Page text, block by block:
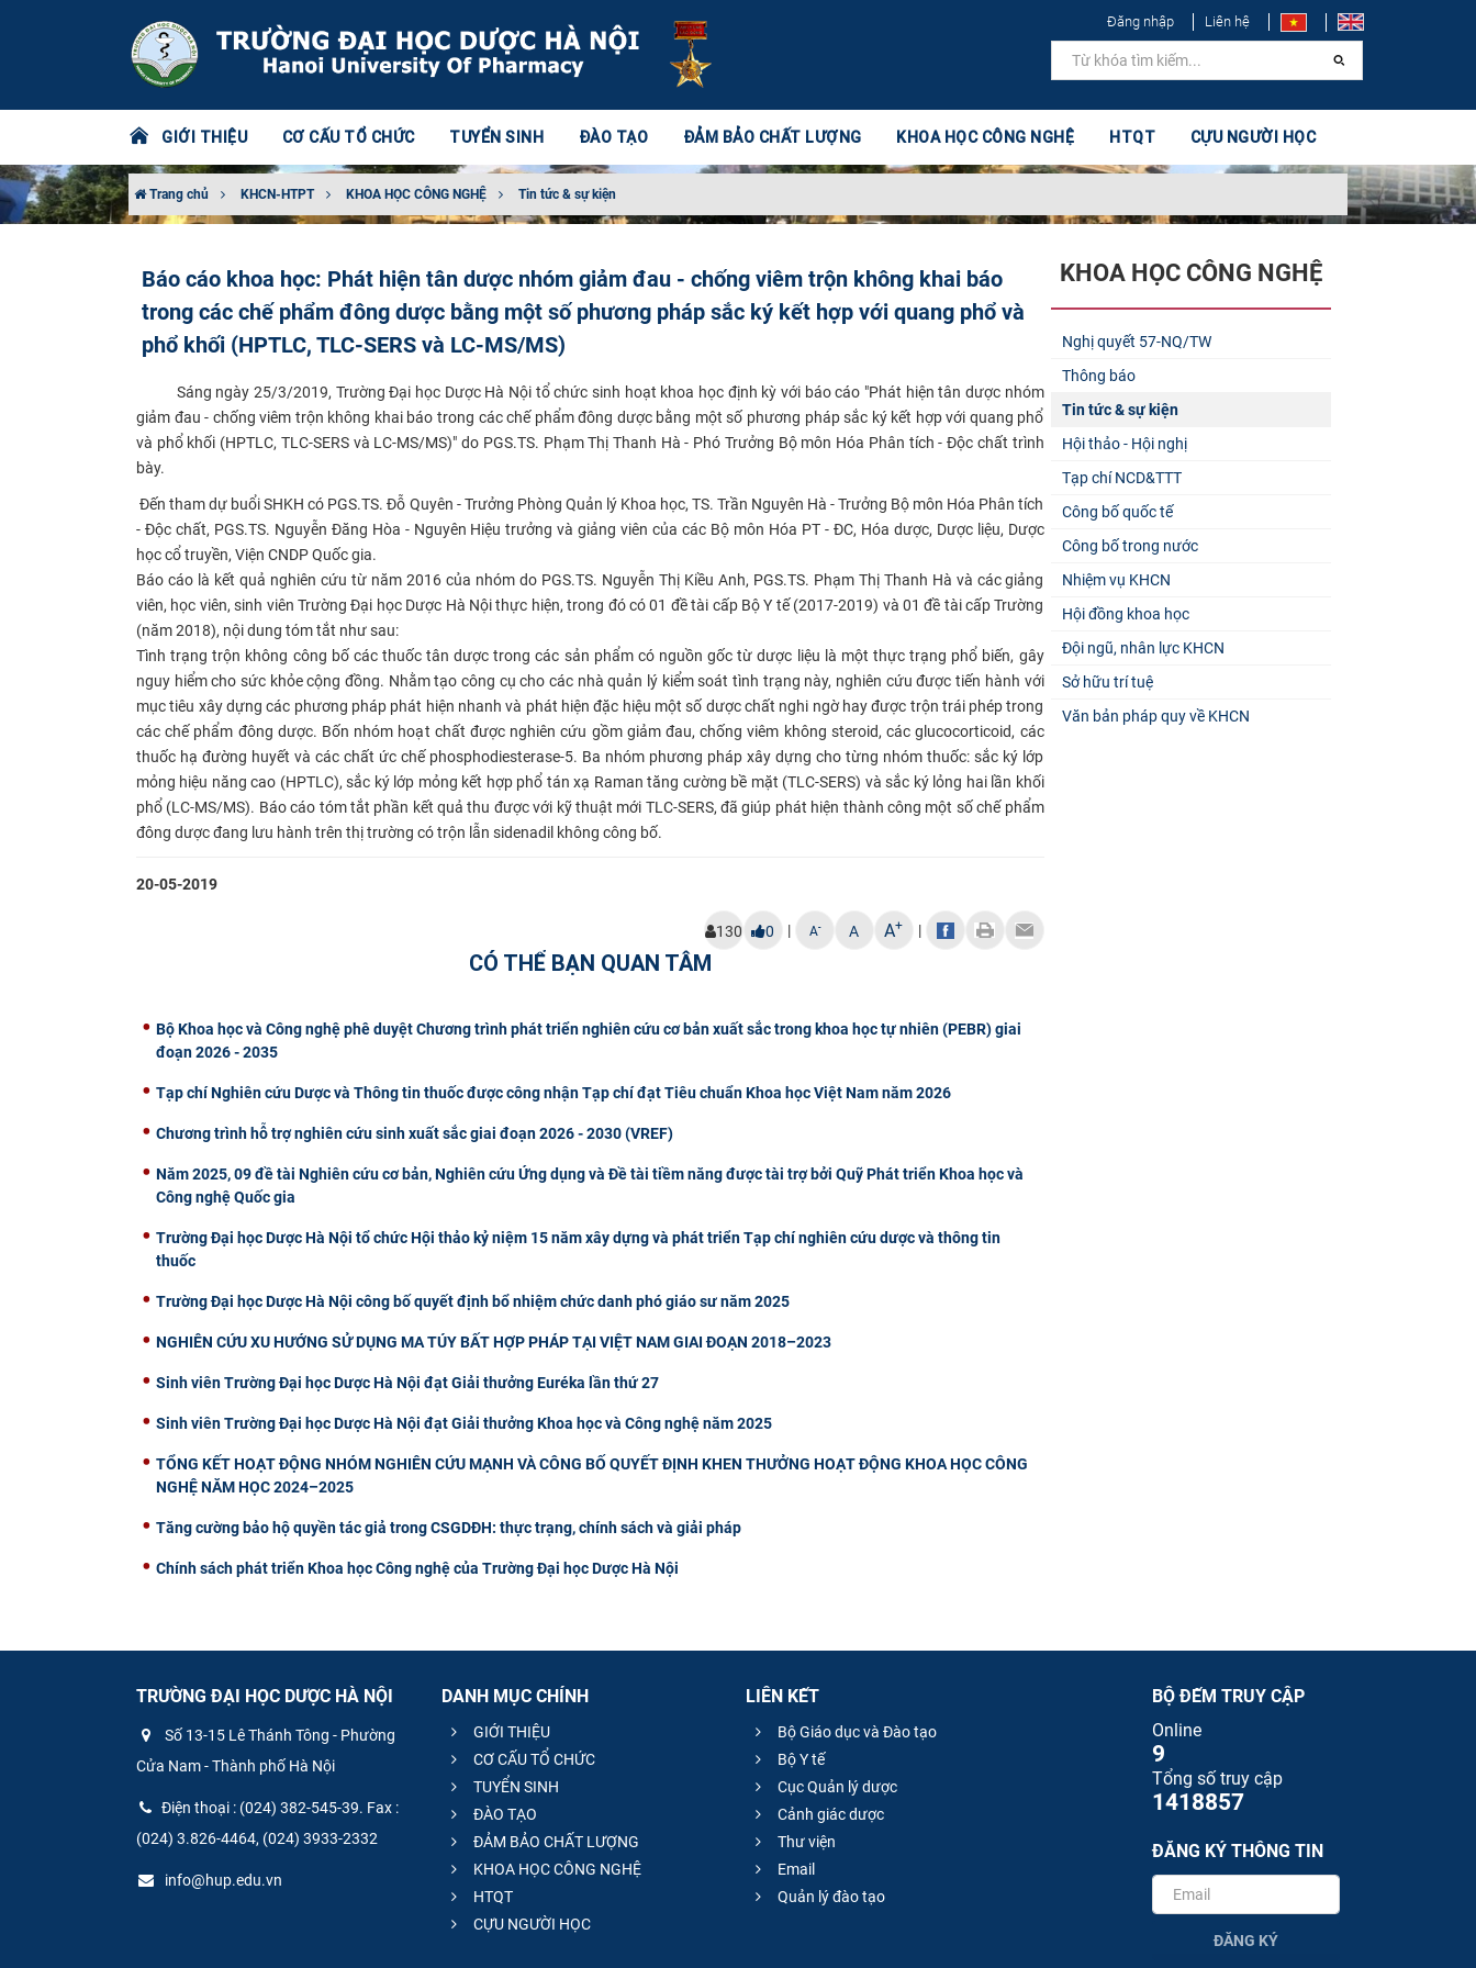
Đăng nhập Liên hệ
GIỚI THIỆU CƠ CẤU TỔ CHỨC TUYỂN SINH ĐÀO TẠO ĐẢM BẢO CHẤT LƯỢNG KHOA HỌC CÔNG NGHỆ HTQT CỰU NGƯỜI HỌC
Trang chủ KHCN-HTPT KHOA HỌC CÔNG NGHỆ Tin tức & sự kiện
Báo cáo khoa học: Phát hiện tân dược nhóm giảm đau - chống viêm trộn không khai báo
trong các chế phẩm đông dược bằng một số phương pháp sắc ký kết hợp với quang phổ và
phổ khối (HPTLC, TLC-SERS và LC-MS/MS)
Sáng ngày 25/3/2019, Trường Đại học Dược Hà Nội tổ chức sinh hoạt khoa học định kỳ với báo cáo "Phát hiện tân dược nhóm
giảm đau - chống viêm trộn không khai báo trong các chế phẩm đông dược bằng một số phương pháp sắc ký kết hợp với quang phổ
và phổ khối (HPTLC, TLC-SERS và LC-MS/MS)" do PGS.TS. Phạm Thị Thanh Hà - Phó Trưởng Bộ môn Hóa Phân tích - Độc chất trình
bày.
​ Đến tham dự buổi SHKH có PGS.TS. Đỗ Quyên - Trưởng Phòng Quản lý Khoa học, TS. Trần Nguyên Hà - Trưởng Bộ môn Hóa Phân tích
- Độc chất, PGS.TS. Nguyễn Đăng Hòa - Nguyên Hiệu trưởng và giảng viên của các Bộ môn Hóa PT - ĐC, Hóa dược, Dược liệu, Dược
học cổ truyền, Viện CNDP Quốc gia.
Báo cáo là kết quả nghiên cứu từ năm 2016 của nhóm do PGS.TS. Nguyễn Thị Kiều Anh, PGS.TS. Phạm Thị Thanh Hà và các giảng
viên, học viên, sinh viên Trường Đại học Dược Hà Nội thực hiện, trong đó có 01 đề tài cấp Bộ Y tế (2017-2019) và 01 đề tài cấp Trường
(năm 2018), nội dung tóm tắt như sau:
Tình trạng trộn không công bố các thuốc tân dược trong các sản phẩm có nguồn gốc từ dược liệu là một thực trạng phổ biến, gây
nguy hiểm cho sức khỏe cộng đồng. Nhằm tạo công cụ cho các nhà quản lý kiểm soát tình trạng này, nghiên cứu được tiến hành với
mục tiêu xây dựng các phương pháp phát hiện nhanh và phát hiện đặc hiệu một số dược chất nghi ngờ hay được trộn trái phép trong
các chế phẩm đông dược. Bốn nhóm hoạt chất được nghiên cứu gồm giảm đau, chống viêm không steroid, các glucocorticoid, các
thuốc hạ đường huyết và các chất ức chế phosphodiesterase-5. Ba nhóm phương pháp xây dựng cho từng nhóm thuốc: sắc ký lớp
mỏng hiệu năng cao (HPTLC), sắc ký lớp mỏng kết hợp phổ tán xạ Raman tăng cường bề mặt (TLC-SERS) và sắc ký lỏng hai lần khối
phổ (LC-MS/MS). Báo cáo tóm tắt phần kết quả thu được với kỹ thuật mới TLC-SERS, đã giúp phát hiện thành công một số chế phẩm
đông dược đang lưu hành trên thị trường có trộn lẫn sidenadil không công bố.
20-05-2019
130 0 | A- A A+ |
CÓ THỂ BẠN QUAN TÂM
Bộ Khoa học và Công nghệ phê duyệt Chương trình phát triển nghiên cứu cơ bản xuất sắc trong khoa học tự nhiên (PEBR) giai
đoạn 2026 - 2035
Tạp chí Nghiên cứu Dược và Thông tin thuốc được công nhận Tạp chí đạt Tiêu chuẩn Khoa học Việt Nam năm 2026
Chương trình hỗ trợ nghiên cứu sinh xuất sắc giai đoạn 2026 - 2030 (VREF)
Năm 2025, 09 đề tài Nghiên cứu cơ bản, Nghiên cứu Ứng dụng và Đề tài tiềm năng được tài trợ bởi Quỹ Phát triển Khoa học và
Công nghệ Quốc gia
Trường Đại học Dược Hà Nội tổ chức Hội thảo kỷ niệm 15 năm xây dựng và phát triển Tạp chí nghiên cứu dược và thông tin
thuốc
Trường Đại học Dược Hà Nội công bố quyết định bổ nhiệm chức danh phó giáo sư năm 2025
NGHIÊN CỨU XU HƯỚNG SỬ DỤNG MA TÚY BẤT HỢP PHÁP TẠI VIỆT NAM GIAI ĐOẠN 2018–2023
Sinh viên Trường Đại học Dược Hà Nội đạt Giải thưởng Euréka lần thứ 27
Sinh viên Trường Đại học Dược Hà Nội đạt Giải thưởng Khoa học và Công nghệ năm 2025
TỔNG KẾT HOẠT ĐỘNG NHÓM NGHIÊN CỨU MẠNH VÀ CÔNG BỐ QUYẾT ĐỊNH KHEN THƯỞNG HOẠT ĐỘNG KHOA HỌC CÔNG
NGHỆ NĂM HỌC 2024–2025
Tăng cường bảo hộ quyền tác giả trong CSGDĐH: thực trạng, chính sách và giải pháp
Chính sách phát triển Khoa học Công nghệ của Trường Đại học Dược Hà Nội
KHOA HỌC CÔNG NGHỆ
Nghị quyết 57-NQ/TW
Thông báo
Tin tức & sự kiện
Hội thảo - Hội nghị
Tạp chí NCD&TTT
Công bố quốc tế
Công bố trong nước
Nhiệm vụ KHCN
Hội đồng khoa học
Đội ngũ, nhân lực KHCN
Sở hữu trí tuệ
Văn bản pháp quy về KHCN
TRƯỜNG ĐẠI HỌC DƯỢC HÀ NỘI
Số 13-15 Lê Thánh Tông - Phường
Cửa Nam - Thành phố Hà Nội
Điện thoại : (024) 382-545-39. Fax :
(024) 3.826-4464, (024) 3933-2332
info@hup.edu.vn
DANH MỤC CHÍNH
GIỚI THIỆU
CƠ CẤU TỔ CHỨC
TUYỂN SINH
ĐÀO TẠO
ĐẢM BẢO CHẤT LƯỢNG
KHOA HỌC CÔNG NGHỆ
HTQT
CỰU NGƯỜI HỌC
LIÊN KẾT
Bộ Giáo dục và Đào tạo
Bộ Y tế
Cục Quản lý dược
Cảnh giác dược
Thư viện
Email
Quản lý đào tạo
BỘ ĐẾM TRUY CẬP
Online
9
Tổng số truy cập
1418857
ĐĂNG KÝ THÔNG TIN
ĐĂNG KÝ